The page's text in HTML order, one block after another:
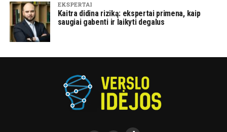
EKSPERTAI
Kaitra didina riziką: ekspertai primena, kaip
saugiai gabenti ir laikyti degalus